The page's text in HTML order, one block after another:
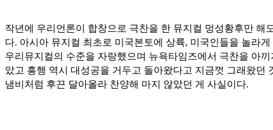
작년에 우리언론이 합창으로 극찬을 한 뮤지컬 멍성황후만 해
다. 아시아 뮤지컬 최초로 미국본토에 상륙, 미국인들을 놀라게
우리뮤지컬의 수준을 자랑했으며 뉴욕타임즈에서 극찬을 아끼
았고 흥행 역시 대성공을 거두고 돌아왔다고 지금껏 그래왔던
냄비처럼 후끈 달아올라 찬양해 마지 않았던 게 사실이다.